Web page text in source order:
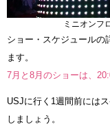
ミニオンフ
ショー・スケジュールの
ます。
7月と8月のショーは、
USJに行く1週間前には
しましょう。